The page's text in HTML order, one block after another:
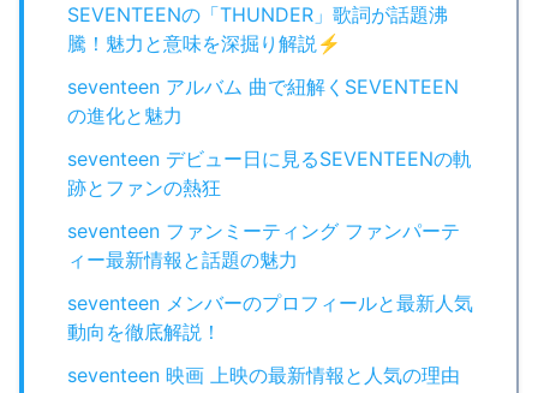
SEVENTEENの「THUNDER」歌詞が話題沸
騰！魅力と意味を深掘り解説⚡️
seventeen アルバム 曲で紐解くSEVENTEEN
の進化と魅力
seventeen デビュー日に見るSEVENTEENの軌
跡とファンの熱狂
seventeen ファンミーティング ファンパーテ
ィー最新情報と話題の魅力
seventeen メンバーのプロフィールと最新人気
動向を徹底解説！
seventeen 映画 上映の最新情報と人気の理由